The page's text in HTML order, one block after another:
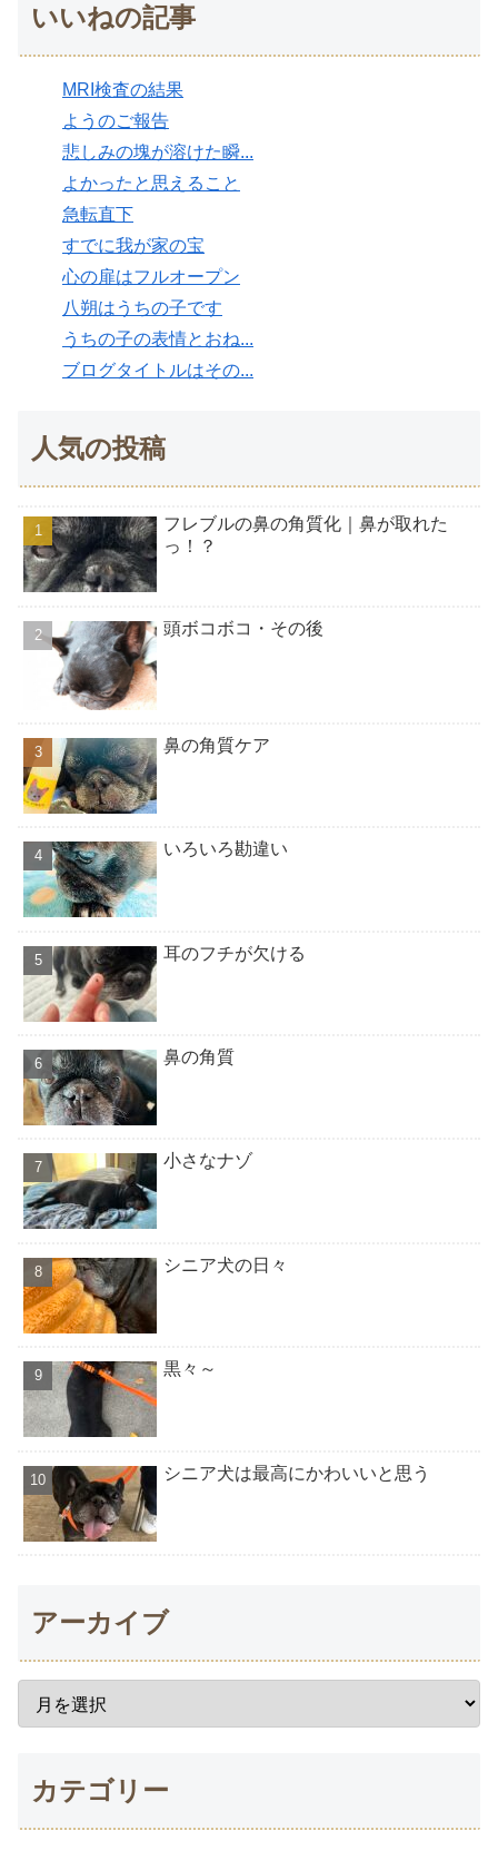
いいねの記事
MRI検査の結果
ようのご報告
悲しみの塊が溶けた瞬...
よかったと思えること
急転直下
すでに我が家の宝
心の扉はフルオープン
八朔はうちの子です
うちの子の表情とおね...
ブログタイトルはその...
人気の投稿
フレブルの鼻の角質化｜鼻が取れた
っ！？
頭ボコボコ・その後
鼻の角質ケア
いろいろ勘違い
耳のフチが欠ける
鼻の角質
小さなナゾ
シニア犬の日々
黒々～
シニア犬は最高にかわいいと思う
アーカイブ
カテゴリー